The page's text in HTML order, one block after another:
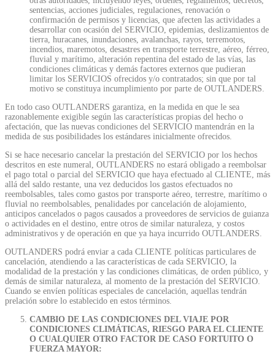
sentencias, acciones judiciales, regulaciones, renovación o
confirmación de permisos y licencias, que afecten las actividades a
desarrollar con ocasión del SERVICIO, epidemias, deslizamientos de
tierra, huracanes, inundaciones, avalanchas, rayos, terremotos,
incendios, maremotos, desastres en transporte terrestre, aéreo, férreo,
fluvial y marítimo, alteración repentina del estado de las vías, las
condiciones climáticas y demás factores externos que pudieran
limitar los SERVICIOS ofrecidos y/o contratados; sin que por tal
motivo se constituya incumplimiento por parte de OUTLANDERS.
En todo caso OUTLANDERS garantiza, en la medida en que le sea
razonablemente exigible según las características propias del hecho o
afectación, que las nuevas condiciones del SERVICIO mantendrán en la
medida de sus posibilidades los estándares inicialmente ofrecidos.
Si se hace necesario cancelar la prestación del SERVICIO por los hechos
descritos en este numeral, OUTLANDERS no estará obligado a reembolsar
el pago total o parcial del SERVICIO que haya efectuado al CLIENTE, más
allá del saldo restante, una vez deducidos los gastos efectuados no
reembolsables, tales como gastos por transporte aéreo, terrestre, marítimo o
fluvial no reembolsables, penalidades por cancelación de alojamiento,
anticipos cancelados o pagos causados a proveedores de servicios de guianza
o actividades en el destino, entre otros de similar naturaleza, y costos
administrativos y de operación en que ya haya incurrido OUTLANDERS.
OUTLANDERS podrá enviar a cada CLIENTE políticas particulares de
cancelación, atendiendo a las características de cada SERVICIO, la
modalidad de la prestación y las condiciones climáticas, de orden público, y
demás de similar naturaleza, al momento de la prestación del SERVICIO.
Cuando se envíen políticas especiales de cancelación, aquellas tendrán
prelación sobre lo establecido en estos términos.
CAMBIO DE LAS CONDICIONES DEL VIAJE POR
CONDICIONES CLIMÁTICAS, RIESGO PARA EL CLIENTE
O CUALQUIER OTRO FACTOR DE CASO FORTUITO O
FUERZA MAYOR: